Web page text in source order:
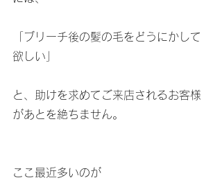
「ブリーチ後の髪の毛をどうにかして
欲しい」
と、助けを求めてご来店されるお客様
があとを絶ちません。
ここ最近多いのが